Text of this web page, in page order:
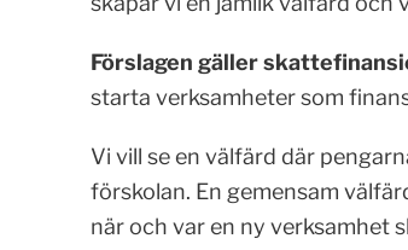
Förslagen gäller
starta verksamheter som
Vi vill se en välfärd där
förskolan. En gemensam
när och var en ny verksamhet